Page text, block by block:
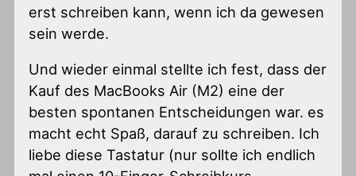
erst schreiben kann, wenn ich da gewesen
sein werde.
Und wieder einmal stellte ich fest, dass der
Kauf des MacBooks Air (M2) eine der
besten spontanen Entscheidungen war. es
macht echt Spaß, darauf zu schreiben. Ich
liebe diese Tastatur (nur sollte ich endlich